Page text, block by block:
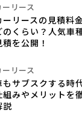
ーリース
ーリースの見積料
のくらい？人気車
積を公開！
ーリース
もサブスクする時
組みやメリットを
説